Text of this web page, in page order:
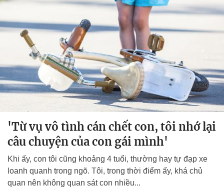
'Từ vụ vô tình cán chết con, tôi nhớ lại
câu chuyện của con gái mình'
Khi ấy, con tôi cũng khoảng 4 tuổi, thường hay tự đạp xe
loanh quanh trong ngõ. Tôi, trong thời điểm ấy, khá chủ
quan nên không quan sát con nhiều...